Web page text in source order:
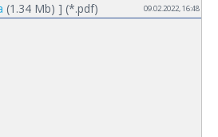
(1.34 Mb) ] (*.pdf) 09.02.2022, 16:48